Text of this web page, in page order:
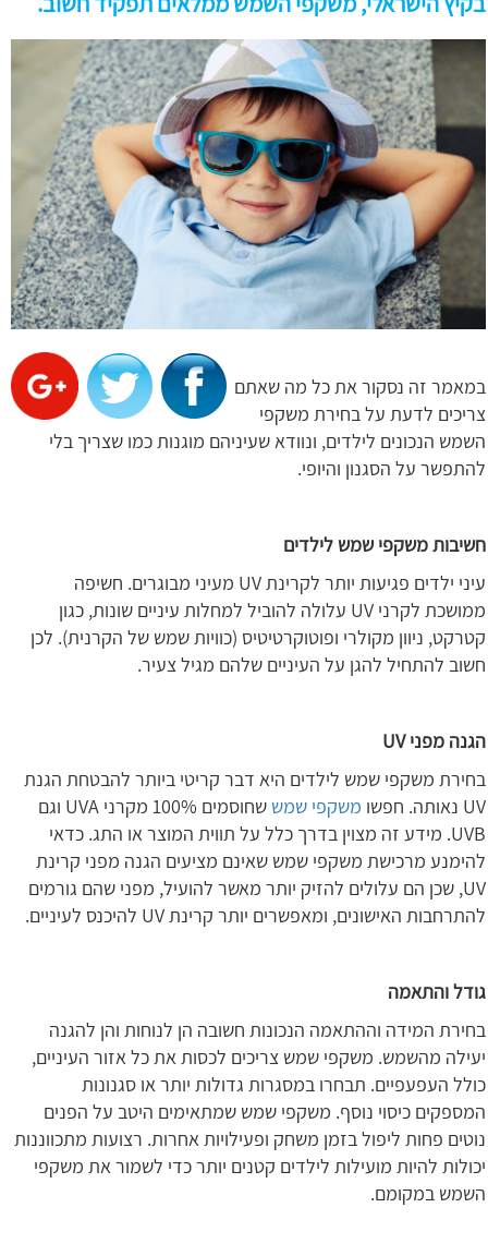
במאמר זה נסקור את כל מה שאתם
צריכים לדעת על בחירת משקפי
השמש הנכונים לילדים, ונוודא שעיניהם מוגנות כמו שצריך בלי
להתפשר על הסגנון והיופי.
חשיבות משקפי שמש לילדים
עיני ילדים פגיעות יותר לקרינת UV מעיני מבוגרים. חשיפה
ממושכת לקרני UV עלולה להוביל למחלות עיניים שונות, כגון
קטרקט, ניוון מקולרי ופוטוקרטיטיס (כוויות שמש של הקרנית). לכן
חשוב להתחיל להגן על העיניים שלהם מגיל צעיר.
הגנה מפניUV
בחירת משקפי שמש לילדים היא דבר קריטי ביותר להבטחת הגנת
UV נאותה. חפשו
משקפי שמש
שחוסמים 100% מקרני UVA וגם
UVB. מידע זה מצוין בדרך כלל על תווית המוצר או התג. כדאי
להימנע מרכישת משקפי שמש שאינם מציעים הגנה מפני קרינת
UV, שכן הם עלולים להזיק יותר מאשר להועיל, מפני שהם גורמים
להתרחבות האישונים, ומאפשרים יותר קרינת UV להיכנס לעיניים.
גודל והתאמה
בחירת המידה וההתאמה הנכונות חשובה הן לנוחות והן להגנה
יעילה מהשמש. משקפי שמש צריכים לכסות את כל אזור העיניים,
כולל העפעפיים. תבחרו במסגרות גדולות יותר או סגנונות
המספקים כיסוי נוסף. משקפי שמש שמתאימים היטב על הפנים
נוטים פחות ליפול בזמן משחק ופעילויות אחרות. רצועות מתכווננות
יכולות להיות מועילות לילדים קטנים יותר כדי לשמור את משקפי
השמש במקומם.